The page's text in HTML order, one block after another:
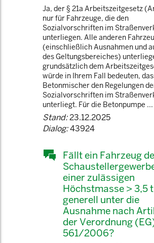
Ja, der § 21a Arbeitszeitgesetz
nur für Fahrzeuge, die den
Sozialvorschriften im
unterliegen. Alle anderen
(einschließlich Ausnahmen und
des Geltungsbereiches)
grundsätzlich dem
würde in Ihrem Fall bedeuten,
Betonmischer den Regelungen
Sozialvorschriften im
unterliegt. Für die Betonpumpe ...
Stand:23.12.2025
Dialog:43924
Fällt ein Fahrzeug
einer zulässigen
Höchstmasse > 3,5 t
generell unter die
Ausnahme nach
der Verordnung
561/2006?